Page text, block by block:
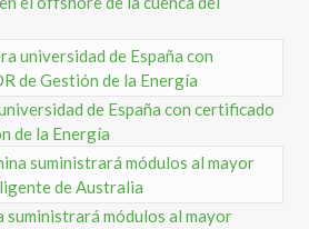
de España con certificado
de la Energía
suministrará módulos al mayor